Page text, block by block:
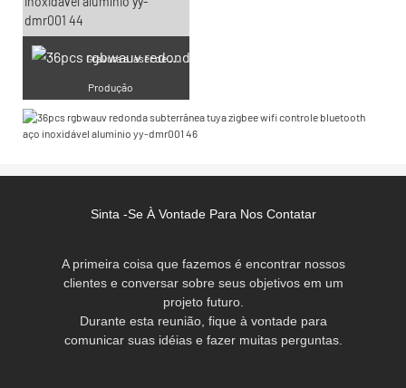
Gravura a laser de personalização
Produção
Sinta -se À Vontade Para Nos Contatar
A primeira coisa que fazemos é encontrar nossos
clientes e conversar sobre seus objetivos em um
projeto futuro.
Durante esta reunião, fique à vontade para
comunicar suas idéias e fazer muitas perguntas.